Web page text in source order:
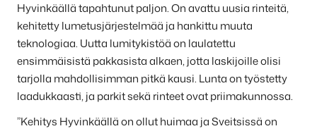
Hyvinkäällä tapahtunut paljon. On avattu uusia rinteitä,
kehitetty lumetusjärjestelmää ja hankittu muuta
teknologiaa. Uutta lumitykistöä on laulatettu
ensimmäisistä pakkasista alkaen, jotta laskijoille olisi
tarjolla mahdollisimman pitkä kausi. Lunta on työstetty
laadukkaasti, ja parkit sekä rinteet ovat priimakunnossa.
”Kehitys Hyvinkäällä on ollut huimaa ja Sveitsissä on